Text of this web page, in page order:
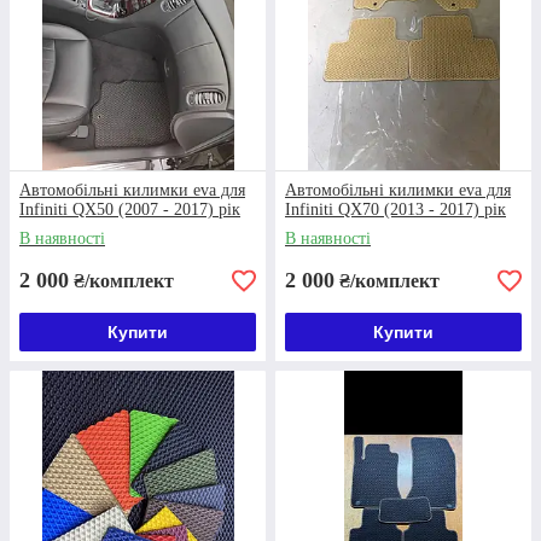
Матеріал безпечний та стійкий до зовнішнього впливу.
II.
Вартість
Ціна на 20% менша завдяки власному виробництву,
покупці матеріалів українського виробника з
сертифікатами якості та реалізації товарів без
посередників. Доступні знижки при великих
замовленнях.
III.
Експлуатаційні характеристики
Килимки витримують постійне використання. Не бояться
механічних пошкоджень, хімічних речовин, якими
посипають дороги в зимовий період.
Автомобільні килимки eva для
Infiniti QX50 (2007 - 2017) рік
В наявності
2 000 ₴/комплект
Купити
Автомобільні килимки eva для
Infiniti QX70 (2013 - 2017) рік
В наявності
2 000 ₴/комплект
Купити